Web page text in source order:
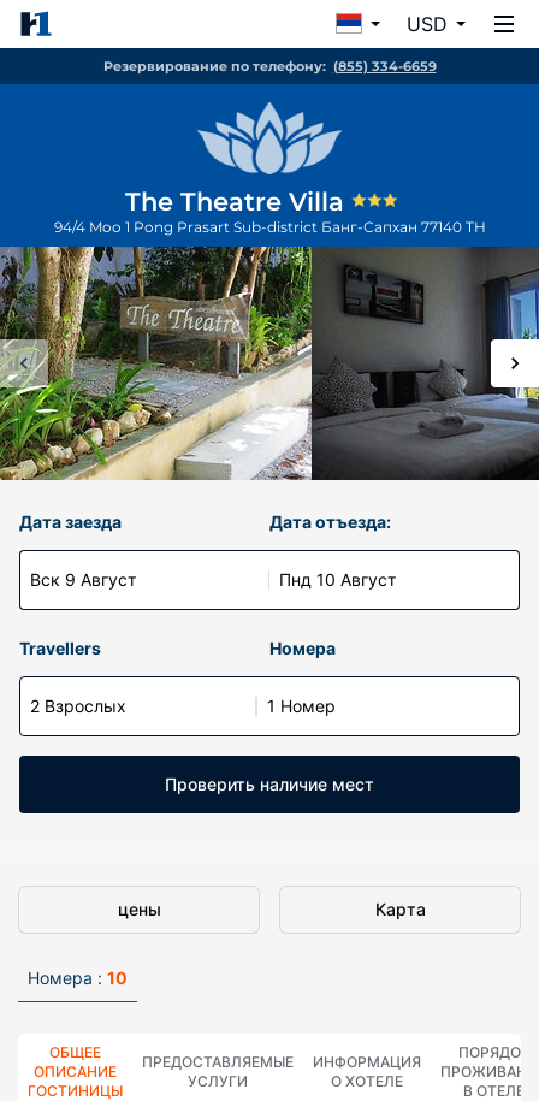
USD
Резервирование по телефону: (855) 334-6659
The Theatre Villa
94/4 Moo 1 Pong Prasart Sub-district Банг-Сапхан 77140 TH
Дата заезда
Вск 9 Август
Дата отъезда:
Пнд 10 Август
Travellers Номера
2 Взрослых 1 Номер
Проверить наличие мест
цены Карта
Номера : 10
ОБЩЕЕ
ОПИСАНИЕ
ГОСТИНИЦЫ
ПРЕДОСТАВЛЯЕМЫЕ
УСЛУГИ
ИНФОРМАЦИЯ
О ХОТЕЛЕ
ПОРЯДОК
В ОТЕЛЕ